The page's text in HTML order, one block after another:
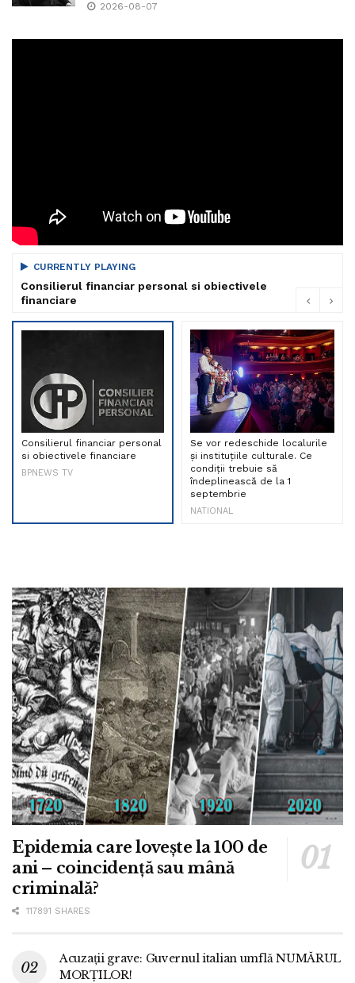
2026-08-07
CURRENTLY PLAYING
Consilierul financiar personal si obiectivele
financiare
Consilierul financiar personal
si obiectivele financiare
BPNEWS TV
Se vor redeschide localurile
și instituțiile culturale. Ce
condiții trebuie să
îndeplinească de la 1
septembrie
NATIONAL
Epidemia care lovește la 100 de
ani – coincidență sau mână
criminală?
117891 SHARES
Acuzații grave: Guvernul italian umflă NUMĂRUL
MORȚILOR!